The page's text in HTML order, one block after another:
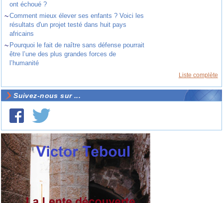
ont échoué ?
~Comment mieux élever ses enfants ? Voici les
résultats d'un projet testé dans huit pays
africains
~ Pourquoi le fait de naître sans défense pourrait
être l’une des plus grandes forces de
l’humanité
Liste complète
Suivez-nous sur ...